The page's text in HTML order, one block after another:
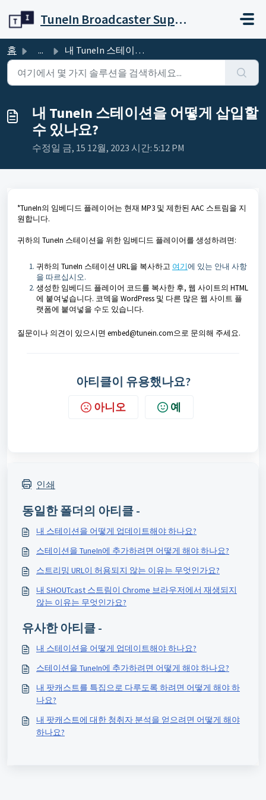
TuneIn Broadcaster Support
홈 ... 내 TuneIn 스테이션을 어떻게 삽입할 수 있나요?
내 TuneIn 스테이션을 어떻게 삽입할
수 있나요?
수정일 금, 15 12월, 2023 시간: 5:12 PM
*TuneIn의 임베디드 플레이어는 현재 MP3 및 제한된 AAC 스트림을 지
원합니다.
귀하의 TuneIn 스테이션을 위한 임베디드 플레이어를 생성하려면:
귀하의 TuneIn 스테이션 URL을 복사하고 여기에 있는 안내 사항
을 따르십시오.
생성한 임베디드 플레이어 코드를 복사한 후, 웹 사이트의 HTML
에 붙여넣습니다. 코덱을 WordPress 및 다른 많은 웹 사이트 플
랫폼에 붙여넣을 수도 있습니다.
질문이나 의견이 있으시면 embed@tunein.com으로 문의해 주세요.
아티클이 유용했나요?
아니오 예
인쇄
동일한 폴더의 아티클 -
내 스테이션을 어떻게 업데이트해야 하나요?
스테이션을 TuneIn에 추가하려면 어떻게 해야 하나요?
스트리밍 URL이 허용되지 않는 이유는 무엇인가요?
내 SHOUTcast 스트림이 Chrome 브라우저에서 재생되지
않는 이유는 무엇인가요?
유사한 아티클 -
내 스테이션을 어떻게 업데이트해야 하나요?
스테이션을 TuneIn에 추가하려면 어떻게 해야 하나요?
내 팟캐스트를 특집으로 다루도록 하려면 어떻게 해야 하
나요?
내 팟캐스트에 대한 청취자 분석을 얻으려면 어떻게 해야
하나요?